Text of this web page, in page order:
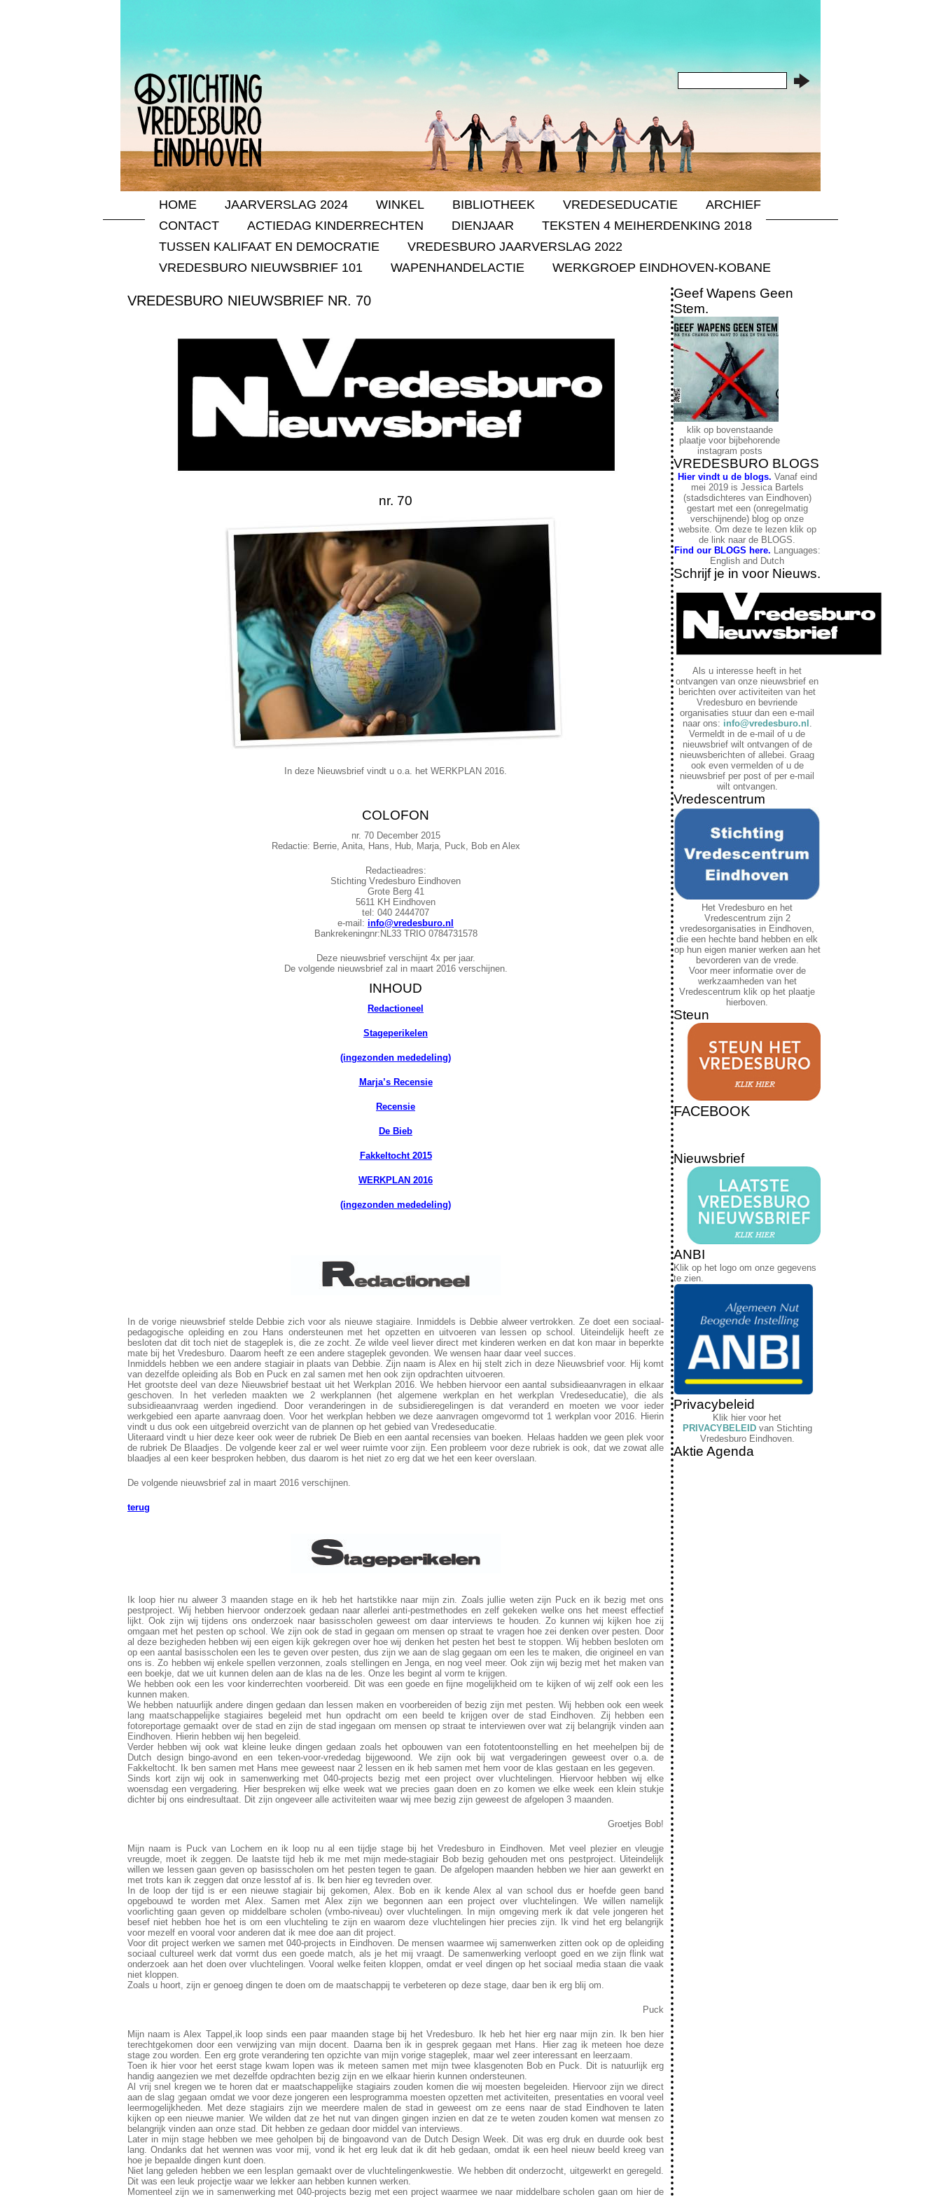
HOME JAARVERSLAG 2024 WINKEL BIBLIOTHEEK VREDESEDUCATIE
ARCHIEF
CONTACT
ACTIEDAG KINDERRECHTEN DIENJAAR
TEKSTEN 4 MEIHERDENKING 2018
TUSSEN KALIFAAT EN DEMOCRATIE
VREDESBURO JAARVERSLAG 2022
VREDESBURO NIEUWSBRIEF 101
WAPENHANDELACTIE WERKGROEP EINDHOVEN-KOBANE
VREDESBURO NIEUWSBRIEF NR. 70
nr. 70
In deze Nieuwsbrief vindt u o.a. het WERKPLAN 2016.
COLOFON
nr. 70 December 2015
Redactie: Berrie, Anita, Hans, Hub, Marja, Puck, Bob en Alex
Redactieadres:
Stichting Vredesburo Eindhoven
Grote Berg 41
5611 KH Eindhoven
tel: 040 2444707
e-mail: info@vredesburo.nl
Bankrekeningnr:NL33 TRIO 0784731578
Deze nieuwsbrief verschijnt 4x per jaar.
De volgende nieuwsbrief zal in maart 2016 verschijnen.
INHOUD
Redactioneel
Stageperikelen
(ingezonden mededeling)
Marja’s Recensie
Recensie
De Bieb
Fakkeltocht 2015
WERKPLAN 2016
(ingezonden mededeling)
In de vorige nieuwsbrief stelde Debbie zich voor als nieuwe stagiaire. Inmiddels is Debbie alweer vertrokken. Ze doet een sociaal-
pedagogische opleiding en zou Hans ondersteunen met het opzetten en uitvoeren van lessen op school. Uiteindelijk heeft ze
besloten dat dit toch niet de stageplek is, die ze zocht. Ze wilde veel liever direct met kinderen werken en dat kon maar in beperkte
mate bij het Vredesburo. Daarom heeft ze een andere stageplek gevonden. We wensen haar daar veel succes.
Inmiddels hebben we een andere stagiair in plaats van Debbie. Zijn naam is Alex en hij stelt zich in deze Nieuwsbrief voor. Hij komt
van dezelfde opleiding als Bob en Puck en zal samen met hen ook zijn opdrachten uitvoeren.
Het grootste deel van deze Nieuwsbrief bestaat uit het Werkplan 2016. We hebben hiervoor een aantal subsidieaanvragen in elkaar
geschoven. In het verleden maakten we 2 werkplannen (het algemene werkplan en het werkplan Vredeseducatie), die als
subsidieaanvraag werden ingediend. Door veranderingen in de subsidieregelingen is dat veranderd en moeten we voor ieder
werkgebied een aparte aanvraag doen. Voor het werkplan hebben we deze aanvragen omgevormd tot 1 werkplan voor 2016. Hierin
vindt u dus ook een uitgebreid overzicht van de plannen op het gebied van Vredeseducatie.
Uiteraard vindt u hier deze keer ook weer de rubriek De Bieb en een aantal recensies van boeken. Helaas hadden we geen plek voor
de rubriek De Blaadjes. De volgende keer zal er wel weer ruimte voor zijn. Een probleem voor deze rubriek is ook, dat we zowat alle
blaadjes al een keer besproken hebben, dus daarom is het niet zo erg dat we het een keer overslaan.
De volgende nieuwsbrief zal in maart 2016 verschijnen.
terug
Ik loop hier nu alweer 3 maanden stage en ik heb het hartstikke naar mijn zin. Zoals jullie weten zijn Puck en ik bezig met ons
pestproject. Wij hebben hiervoor onderzoek gedaan naar allerlei anti-pestmethodes en zelf gekeken welke ons het meest effectief
lijkt. Ook zijn wij tijdens ons onderzoek naar basisscholen geweest om daar interviews te houden. Zo kunnen wij kijken hoe zij
omgaan met het pesten op school. We zijn ook de stad in gegaan om mensen op straat te vragen hoe zei denken over pesten. Door
al deze bezigheden hebben wij een eigen kijk gekregen over hoe wij denken het pesten het best te stoppen. Wij hebben besloten om
op een aantal basisscholen een les te geven over pesten, dus zijn we aan de slag gegaan om een les te maken, die origineel en van
ons is. Zo hebben wij enkele spellen verzonnen, zoals stellingen en Jenga, en nog veel meer. Ook zijn wij bezig met het maken van
een boekje, dat we uit kunnen delen aan de klas na de les. Onze les begint al vorm te krijgen.
We hebben ook een les voor kinderrechten voorbereid. Dit was een goede en fijne mogelijkheid om te kijken of wij zelf ook een les
kunnen maken.
We hebben natuurlijk andere dingen gedaan dan lessen maken en voorbereiden of bezig zijn met pesten. Wij hebben ook een week
lang maatschappelijke stagiaires begeleid met hun opdracht om een beeld te krijgen over de stad Eindhoven. Zij hebben een
fotoreportage gemaakt over de stad en zijn de stad ingegaan om mensen op straat te interviewen over wat zij belangrijk vinden aan
Eindhoven. Hierin hebben wij hen begeleid.
Verder hebben wij ook wat kleine leuke dingen gedaan zoals het opbouwen van een fototentoonstelling en het meehelpen bij de
Dutch design bingo-avond en een teken-voor-vrededag bijgewoond. We zijn ook bij wat vergaderingen geweest over o.a. de
Fakkeltocht. Ik ben samen met Hans mee geweest naar 2 lessen en ik heb samen met hem voor de klas gestaan en les gegeven.
Sinds kort zijn wij ook in samenwerking met 040-projects bezig met een project over vluchtelingen. Hiervoor hebben wij elke
woensdag een vergadering. Hier bespreken wij elke week wat we precies gaan doen en zo komen we elke week een klein stukje
dichter bij ons eindresultaat. Dit zijn ongeveer alle activiteiten waar wij mee bezig zijn geweest de afgelopen 3 maanden.
Groetjes Bob!
Mijn naam is Puck van Lochem en ik loop nu al een tijdje stage bij het Vredesburo in Eindhoven. Met veel plezier en vleugje
vreugde, moet ik zeggen. De laatste tijd heb ik me met mijn mede-stagiair Bob bezig gehouden met ons pestproject. Uiteindelijk
willen we lessen gaan geven op basisscholen om het pesten tegen te gaan. De afgelopen maanden hebben we hier aan gewerkt en
met trots kan ik zeggen dat onze lesstof af is. Ik ben hier eg tevreden over.
In de loop der tijd is er een nieuwe stagiair bij gekomen, Alex. Bob en ik kende Alex al van school dus er hoefde geen band
opgebouwd te worden met Alex. Samen met Alex zijn we begonnen aan een project over vluchtelingen. We willen namelijk
voorlichting gaan geven op middelbare scholen (vmbo-niveau) over vluchtelingen. In mijn omgeving merk ik dat vele jongeren het
besef niet hebben hoe het is om een vluchteling te zijn en waarom deze vluchtelingen hier precies zijn. Ik vind het erg belangrijk
voor mezelf en vooral voor anderen dat ik mee doe aan dit project.
Voor dit project werken we samen met 040-projects in Eindhoven. De mensen waarmee wij samenwerken zitten ook op de opleiding
sociaal cultureel werk dat vormt dus een goede match, als je het mij vraagt. De samenwerking verloopt goed en we zijn flink wat
onderzoek aan het doen over vluchtelingen. Vooral welke feiten kloppen, omdat er veel dingen op het sociaal media staan die vaak
niet kloppen.
Zoals u hoort, zijn er genoeg dingen te doen om de maatschappij te verbeteren op deze stage, daar ben ik erg blij om.
Puck
Mijn naam is Alex Tappel,ik loop sinds een paar maanden stage bij het Vredesburo. Ik heb het hier erg naar mijn zin. Ik ben hier
terechtgekomen door een verwijzing van mijn docent. Daarna ben ik in gesprek gegaan met Hans. Hier zag ik meteen hoe deze
stage zou worden. Een erg grote verandering ten opzichte van mijn vorige stageplek, maar wel zeer interessant en leerzaam.
Toen ik hier voor het eerst stage kwam lopen was ik meteen samen met mijn twee klasgenoten Bob en Puck. Dit is natuurlijk erg
handig aangezien we met dezelfde opdrachten bezig zijn en we elkaar hierin kunnen ondersteunen.
Al vrij snel kregen we te horen dat er maatschappelijke stagiairs zouden komen die wij moesten begeleiden. Hiervoor zijn we direct
aan de slag gegaan omdat we voor deze jongeren een lesprogramma moesten opzetten met activiteiten, presentaties en vooral veel
leermogelijkheden. Met deze stagiairs zijn we meerdere malen de stad in geweest om ze eens naar de stad Eindhoven te laten
kijken op een nieuwe manier. We wilden dat ze het nut van dingen gingen inzien en dat ze te weten zouden komen wat mensen zo
belangrijk vinden aan onze stad. Dit hebben ze gedaan door middel van interviews.
Later in mijn stage hebben we mee geholpen bij de bingoavond van de Dutch Design Week. Dit was erg druk en duurde ook best
lang. Ondanks dat het wennen was voor mij, vond ik het erg leuk dat ik dit heb gedaan, omdat ik een heel nieuw beeld kreeg van
hoe je bepaalde dingen kunt doen.
Niet lang geleden hebben we een lesplan gemaakt over de vluchtelingenkwestie. We hebben dit onderzocht, uitgewerkt en geregeld.
Dit was een leuk projectje waar we lekker aan hebben kunnen werken.
Momenteel zijn we in samenwerking met 040-projects bezig met een project waarmee we naar middelbare scholen gaan om hier de
Geef Wapens Geen
Stem.
klik op bovenstaande
plaatje voor bijbehorende
instagram posts
VREDESBURO BLOGS
Hier vindt u de blogs. Vanaf eind
mei 2019 is Jessica Bartels
(stadsdichteres van Eindhoven)
gestart met een (onregelmatig
verschijnende) blog op onze
website. Om deze te lezen klik op
de link naar de BLOGS.
Find our BLOGS here. Languages:
English and Dutch
Schrijf je in voor Nieuws.
Als u interesse heeft in het
ontvangen van onze nieuwsbrief en
berichten over activiteiten van het
Vredesburo en bevriende
organisaties stuur dan een e-mail
naar ons: info@vredesburo.nl .
Vermeldt in de e-mail of u de
nieuwsbrief wilt ontvangen of de
nieuwsberichten of allebei. Graag
ook even vermelden of u de
nieuwsbrief per post of per e-mail
wilt ontvangen.
Vredescentrum
Het Vredesburo en het
Vredescentrum zijn 2
vredesorganisaties in Eindhoven,
die een hechte band hebben en elk
op hun eigen manier werken aan het
bevorderen van de vrede.
Voor meer informatie over de
werkzaamheden van het
Vredescentrum klik op het plaatje
hierboven.
Steun
FACEBOOK
Nieuwsbrief
ANBI
Klik op het logo om onze gegevens
te zien.
Privacybeleid
Klik hier voor het
PRIVACYBELEIDvan Stichting
Vredesburo Eindhoven.
Aktie Agenda